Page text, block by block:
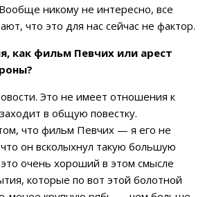
никому не интересно, все
что это для нас сейчас не фактор.
как фильм Певчих или арест
Это не имеет отношения к
в общую повестку.
что фильм Певчих — я его не
он всколыхнул такую большую
очень хороший в этом смысле
которые по вот этой болотной